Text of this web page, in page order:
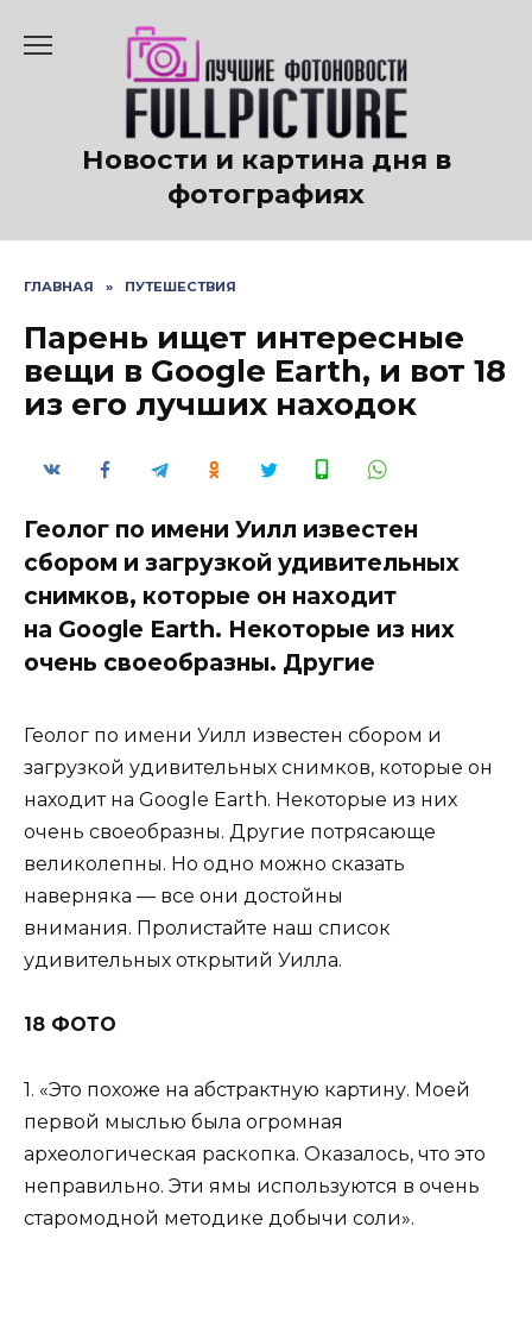
содержанию
Новости и картина дня в
фотографиях
ГЛАВНАЯ » ПУТЕШЕСТВИЯ
Парень ищет интересные
вещи в Google Earth, и вот 18
из его лучших находок
Геолог по имени Уилл известен
сбором и загрузкой удивительных
снимков, которые он находит
на Google Earth. Некоторые из них
очень своеобразны. Другие
Геолог по имени Уилл известен сбором и
загрузкой удивительных снимков, которые он
находит на Google Earth. Некоторые из них
очень своеобразны. Другие потрясающе
великолепны. Но одно можно сказать
наверняка — все они достойны
внимания. Пролистайте наш список
удивительных открытий Уилла.
18 ФОТО
1. «Это похоже на абстрактную картину. Моей
первой мыслью была огромная
археологическая раскопка. Оказалось, что это
неправильно. Эти ямы используются в очень
старомодной методике добычи соли».